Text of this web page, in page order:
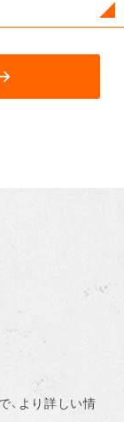
、より詳しい情